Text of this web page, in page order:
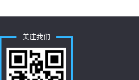
关注我们